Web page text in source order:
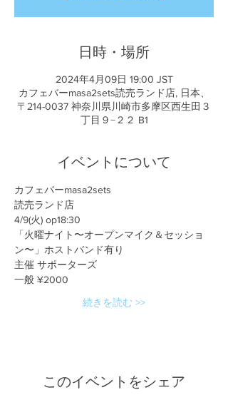
日時・場所
2024年4月09日 19:00 JST
カフェバーmasa2sets読売ランド店, 日本、
〒214-0037 神奈川県川崎市多摩区西生田３
丁目９−２２ B1
イベントについて
カフェバーmasa2sets
読売ランド店
4/9(火) op18:30
「火曜ナイト〜オープンマイク＆セッショ
ン〜」ホストバンド有り
主催 サポーターズ
一般 ¥2000
続きを読む >>
このイベントをシェア